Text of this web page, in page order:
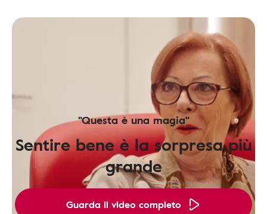
"Questa è una magia"
Sentire bene è la sorpresa più
grande
Guarda il video completo